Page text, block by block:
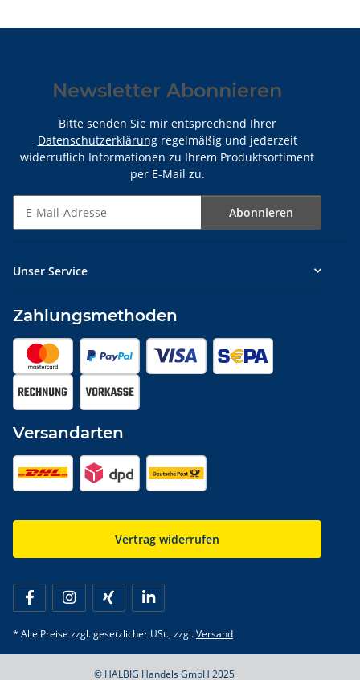
Newsletter Abonnieren
Bitte senden Sie mir entsprechend Ihrer
Datenschutzerklärungregelmäßig und jederzeit
widerruflich Informationen zu Ihrem Produktsortiment
per E-Mail zu.
Abonnieren
Unser Service
Zahlungsmethoden
Versandarten
Vertrag widerrufen
* Alle Preise zzgl. gesetzlicher USt., zzgl.Versand
© HALBIG Handels GmbH 2025